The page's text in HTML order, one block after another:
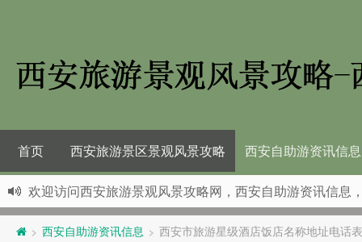
首页 西安旅游景区景观风景攻略 西安自助游资讯信息
欢迎访问西安旅游景观风景攻略网，西安自助游资讯信息
> 西安自助游资讯信息 > 西安市旅游星级酒店饭店名称地址电话